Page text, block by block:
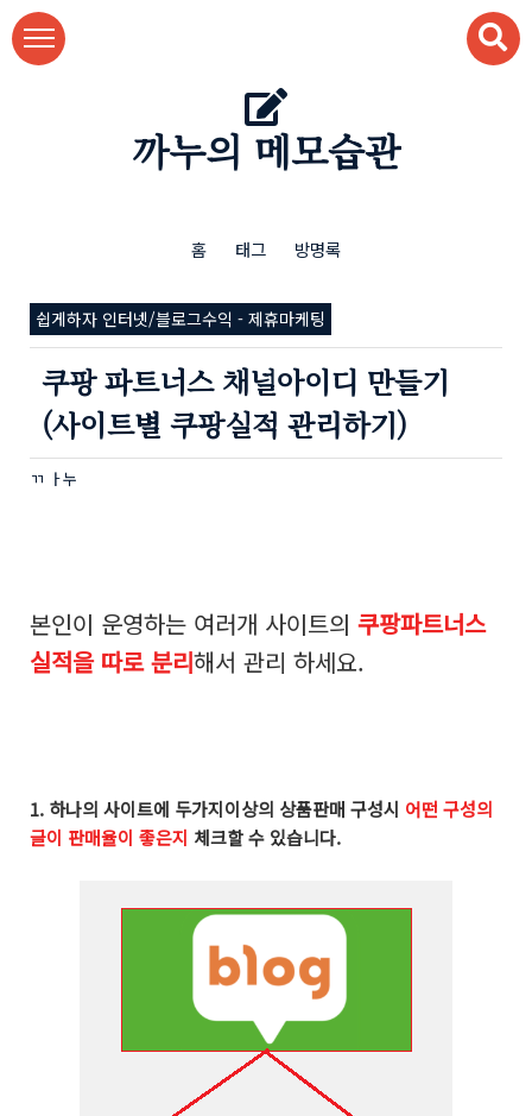
본문 바로가기
까누의 메모습관
홈 태그 방명록
쉽게하자 인터넷/블로그수익 - 제휴마케팅
쿠팡 파트너스 채널아이디 만들기
(사이트별 쿠팡실적 관리하기)
ㄲ ㅏ누
본인이 운영하는 여러개 사이트의 쿠팡파트너스
실적을 따로 분리해서 관리 하세요.
1. 하나의 사이트에 두가지이상의 상품판매 구성시 어떤 구성의
글이 판매율이 좋은지 체크할 수 있습니다.